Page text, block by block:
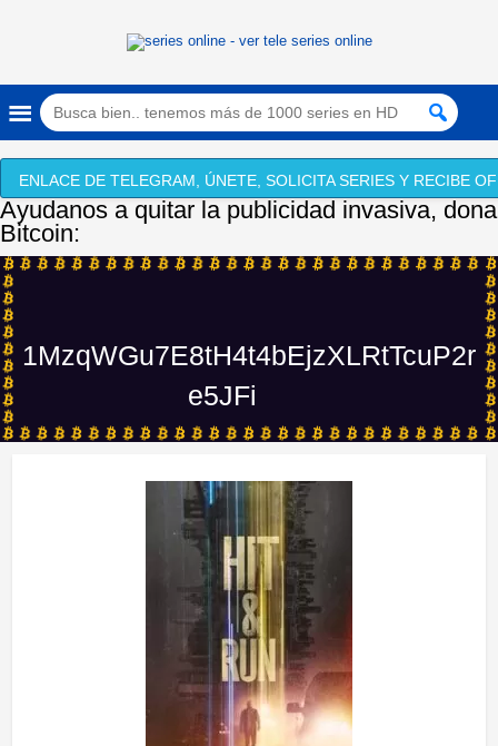
ENLACE DE TELEGRAM, ÚNETE, SOLICITA SERIES Y RECIBE
Ayudanos a quitar la publicidad invasiva, dona
Bitcoin:
1MzqWGu7E8tH4t4bEjzXLRtTcuP2r
e5JFi